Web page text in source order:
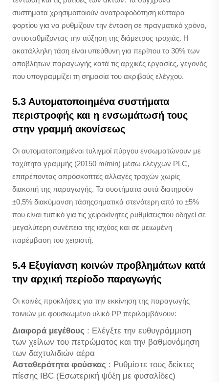
συστήματα χρησιμοποιούν ανατροφοδότηση κύτταρα
φορτίου για να ρυθμίζουν την ένταση σε πραγματικό χρόνο,
αντισταθμίζοντας την αύξηση της διάμετρος τροχιάς. Η
ακατάλληλη τάση είναι υπεύθυνη για περίπου το 30% των
αποβλήτων παραγωγής κατά τις αρχικές εργασίες, γεγονός
που υπογραμμίζει τη σημασία του ακριβούς ελέγχου.
5.3 Αυτοματοποιημένα συστήματα
περιστροφής και η ενσωμάτωσή τους
στην γραμμή ακονίσεως
Οι αυτοματοποιημένοι τυλιγμοί πύργου ενσωματώνουν με
ταχύτητα γραμμής (20150 m/min) μέσω ελέγχων PLC,
επιτρέποντας απρόσκοπτες αλλαγές τροχών χωρίς
διακοπή της παραγωγής. Τα συστήματα αυτά διατηρούν
±0,5% διακύμανση τάσηςσηματικά στενότερη από το ±5%
που είναι τυπικό για τις χειροκίνητες ρυθμίσειςπου οδηγεί σε
μεγαλύτερη συνέπεια της ισχύος και σε μειωμένη
παρέμβαση του χειριστή.
5.4 Εξυγίανση κοινών προβλημάτων κατά
την αρχική περίοδο παραγωγής
Οι κοινές προκλήσεις για την εκκίνηση της παραγωγής
ταινιών με φουσκωμένο υλικό PP περιλαμβάνουν:
Διαφορά μεγέθους : Ελέγξτε την ευθυγράμμιση
των χείλων του πετρώματος και την βαθμονόμηση
των δαχτυλιδιών αέρα
Ασταθερότητα φούσκας : Ρυθμίστε τους δείκτες
πίεσης IBC (Εσωτερική ψύξη με φυσαλίδες)